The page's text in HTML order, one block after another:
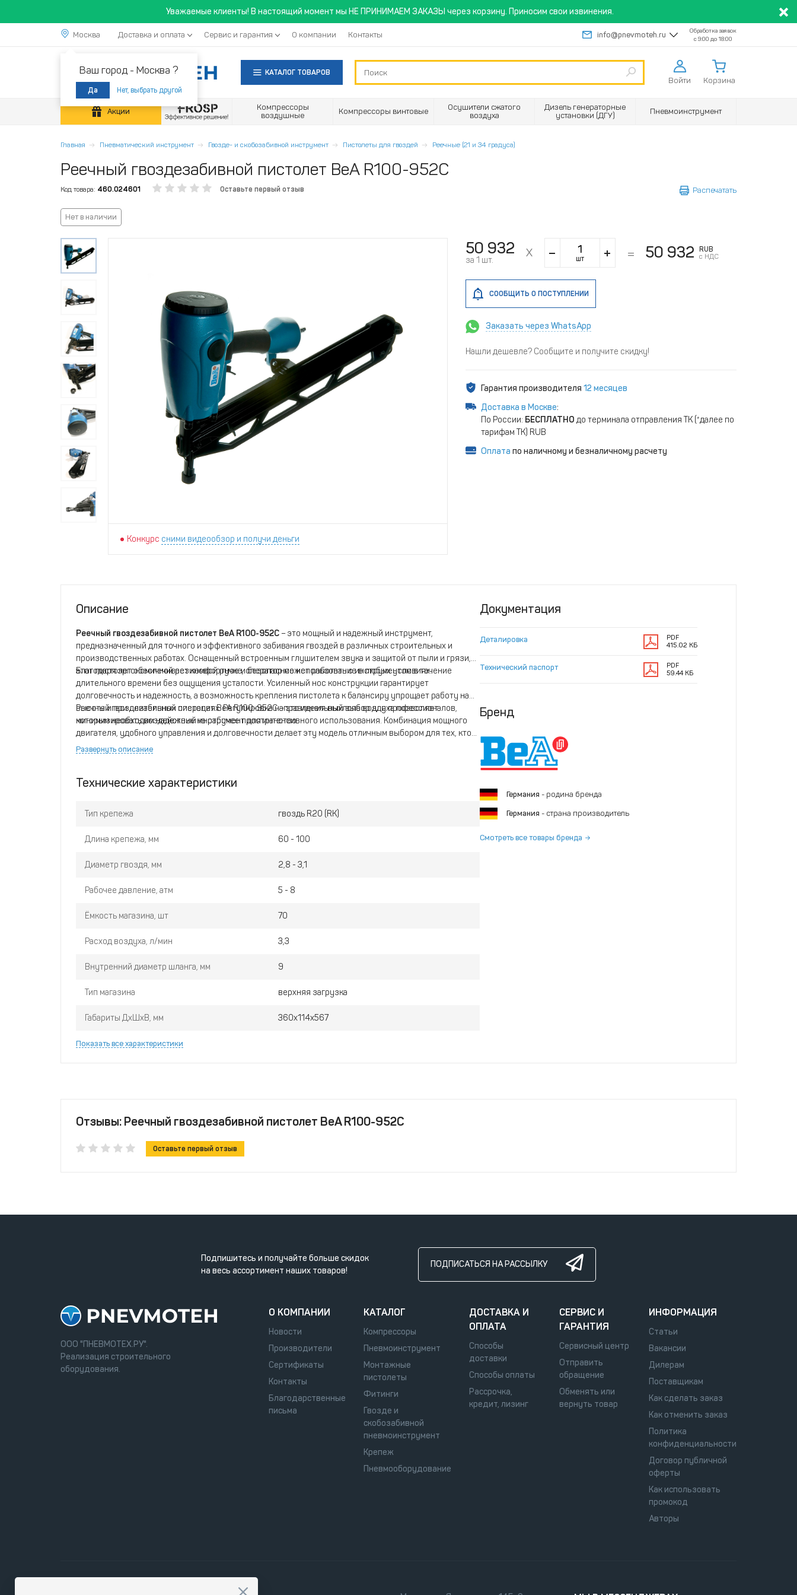
Уважаемые клиенты! В настоящий момент мы НЕ ПРИНИМАЕМ ЗАКАЗЫ через корзину. Приносим свои извинения.
Москва
Ваш город - Москва ?
Да Нет, выбрать другой
Доставка и оплата Сервис и гарантия О компании Контакты info@pnevmoteh.ru
Обработка заявок
с 9:00 до 18:00
КАТАЛОГ ТОВАРОВ
Войти Корзина
Акции
Компрессоры
воздушные
Компрессоры винтовые
Осушители сжатого
воздуха
Дизель генераторные
установки (ДГУ)
Пневмоинструмент
Главная Пневматический инструмент Гвозде- и скобозабивной инструмент Пистолеты для гвоздей Реечные (21 и 34 градуса)
Реечный гвоздезабивной пистолет BeA R100-952C
Код товара: 460.024601 Оставьте первый отзыв Распечатать
Нет в наличии
Конкурс сними видеообзор и получи деньги
50 932
за 1 шт. шт 50 932
RUB
с НДС
СООБЩИТЬ О ПОСТУПЛЕНИИ
Заказать через WhatsApp
Нашли дешевле? Сообщите и получите скидку!
Гарантия производителя 12 месяцев
Доставка в Москве:
По России: БЕСПЛАТНО до терминала отправления ТК (*далее по
тарифам ТК) RUB
Оплата по наличному и безналичному расчету
Описание
Реечный гвоздезабивной пистолет BeA R100-952C – это мощный и надежный инструмент,
предназначенный для точного и эффективного забивания гвоздей в различных строительных и
производственных работах. Оснащенный встроенным глушителем звука и защитой от пыли и грязи,
этот пистолет обеспечивает комфортное и безопасное использование в любых условиях.
Благодаря эргономичной резиновой ручке, оператор может работать с инструментом в течение
длительного времени без ощущения усталости. Усиленный нос конструкции гарантирует
долговечность и надежность, а возможность крепления пистолета к балансиру упрощает работу на
высоте и при длительных операциях. Регулировка направления выхлопа воздуха позволяет
минимизировать воздействие на рабочее пространство.
Реечный гвоздезабивной пистолет BeA R100-952C – это идеальный выбор для профессионалов,
которым необходим надежный инструмент для интенсивного использования. Комбинация мощного
двигателя, удобного управления и долговечности делает эту модель отличным выбором для тех, кто
ценит качество и надежность в своей работе.
Развернуть описание
Технические характеристики
Тип крепежа гвоздь R20 (RK)
Длина крепежа, мм 60 - 100
Диаметр гвоздя, мм 2,8 - 3,1
Рабочее давление, атм 5 - 8
Ёмкость магазина, шт 70
Расход воздуха, л/мин 3,3
Внутренний диаметр шланга, мм 9
Тип магазина верхняя загрузка
Габариты ДхШхВ, мм 360x114x567
Показать все характеристики
Документация
Деталировка
PDF
415.02 КБ
Технический паспорт
PDF
59.44 КБ
Бренд
Германия - родина бренда
Германия - страна производитель
Смотреть все товары бренда
Отзывы: Реечный гвоздезабивной пистолет BeA R100-952C
Оставьте первый отзыв
Подпишитесь и получайте больше скидок
на весь ассортимент наших товаров!
ПОДПИСАТЬСЯ НА РАССЫЛКУ
ООО "ПНЕВМОТЕХ.РУ".
Реализация строительного
оборудования.
О КОМПАНИИ
Новости
Производители
Сертификаты
Контакты
Благодарственные
письма
КАТАЛОГ
Компрессоры
Пневмоинструмент
Монтажные
пистолеты
Фитинги
Гвозде и
скобозабивной
пневмоинструмент
Крепеж
Пневмооборудование
ДОСТАВКА И
ОПЛАТА
Способы
доставки
Способы оплаты
Рассрочка,
кредит, лизинг
СЕРВИС И
ГАРАНТИЯ
Сервисный центр
Отправить
обращение
Обменять или
вернуть товар
ИНФОРМАЦИЯ
Статьи
Вакансии
Дилерам
Поставщикам
Как сделать заказ
Как отменить заказ
Политика
конфиденциальности
Договор публичной
оферты
Как использовать
промокод
Авторы